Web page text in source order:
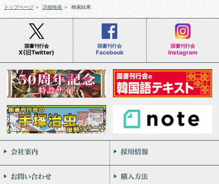
トップページ ＞ 詳細検索 ＞ 検索結果
国書刊行会
X(旧Twitter)
国書刊行会
Facebook
国書刊行会
Instagram
会社案内
お問い合わせ